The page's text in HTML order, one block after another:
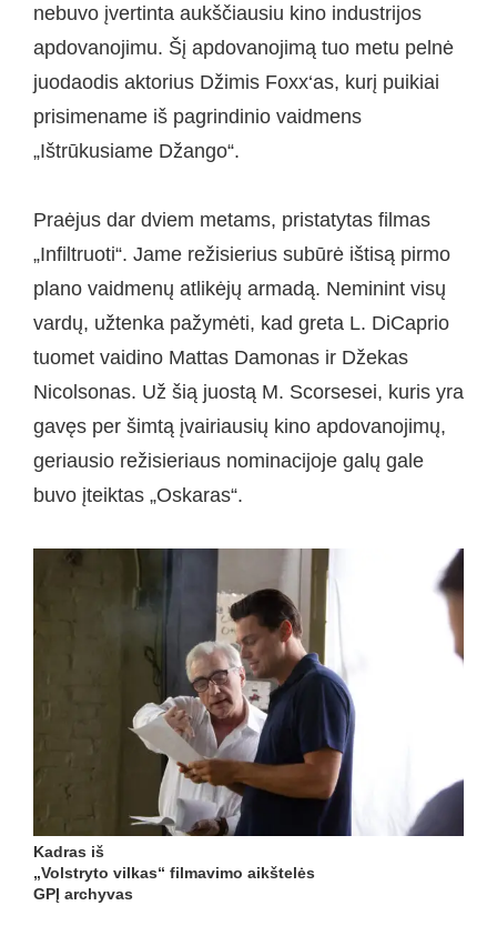
nebuvo įvertinta aukščiausiu kino industrijos
apdovanojimu. Šį apdovanojimą tuo metu pelnė
juodaodis aktorius Džimis Foxx‘as, kurį puikiai
prisimename iš pagrindinio vaidmens
„Ištrūkusiame Džango“.
Praėjus dar dviem metams, pristatytas filmas
„Infiltruoti“. Jame režisierius subūrė ištisą pirmo
plano vaidmenų atlikėjų armadą. Neminint visų
vardų, užtenka pažymėti, kad greta L. DiCaprio
tuomet vaidino Mattas Damonas ir Džekas
Nicolsonas. Už šią juostą M. Scorsesei, kuris yra
gavęs per šimtą įvairiausių kino apdovanojimų,
geriausio režisieriaus nominacijoje galų gale
buvo įteiktas „Oskaras“.
Kadras iš
„Volstryto vilkas“ filmavimo aikštelės
GPĮ archyvas